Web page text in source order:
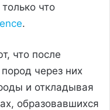
что
.
что после
через них
и откладывая
образовавшихся